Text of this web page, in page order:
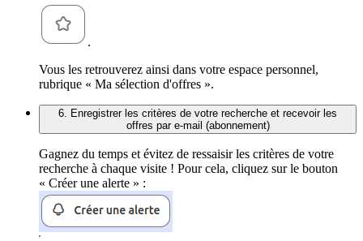
.
Vous les retrouverez ainsi dans votre espace personnel,
rubrique « Ma sélection d'offres ».
6. Enregistrer les critères de votre recherche et recevoir les
offres par e-mail (abonnement)
Gagnez du temps et évitez de ressaisir les critères de votre
recherche à chaque visite ! Pour cela, cliquez sur le bouton
« Créer une alerte » :